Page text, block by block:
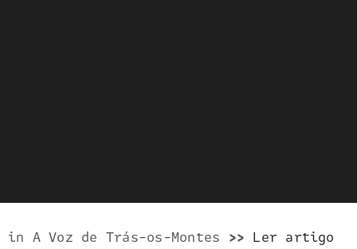
in A Voz de Trás-os-Montes >> Ler artigo